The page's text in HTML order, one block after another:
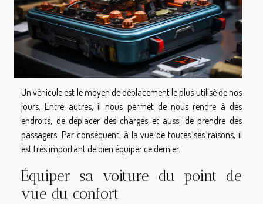
Un véhicule est le moyen de déplacement le plus utilisé de nos
jours. Entre autres, il nous permet de nous rendre à des
endroits, de déplacer des charges et aussi de prendre des
passagers. Par conséquent, à la vue de toutes ses raisons, il
est très important de bien équiper ce dernier.
Équiper sa voiture du point de
vue du confort